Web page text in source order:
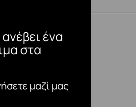
ένα
στα
μαζί μας